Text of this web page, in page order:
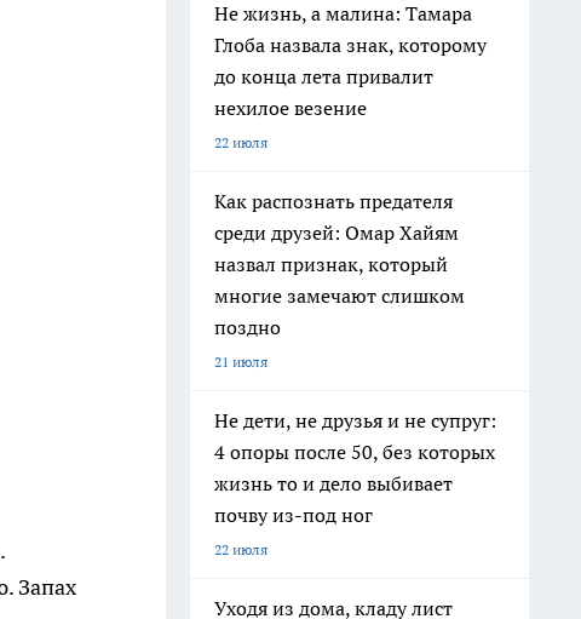
Запах
Не жизнь, а малина: Тамара
Глоба назвала знак, которому
до конца лета привалит
нехилое везение
22 июля
Как распознать предателя
среди друзей: Омар Хайям
назвал признак, который
многие замечают слишком
поздно
21 июля
Не дети, не друзья и не супруг:
4 опоры после 50, без которых
жизнь то и дело выбивает
почву из-под ног
22 июля
Уходя из дома, кладу лист